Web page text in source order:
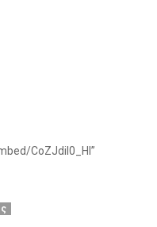
CoZJdil0_HI”